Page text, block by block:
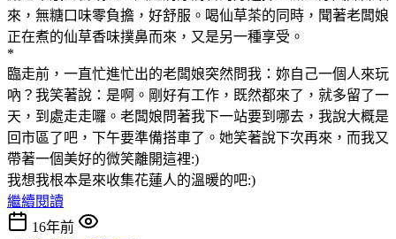
來，無糖口味零負擔，好舒服。喝仙草茶的同時，聞著老闆娘
正在煮的仙草香味撲鼻而來，又是另一種享受。
*
臨走前，一直忙進忙出的老闆娘突然問我：妳自己一個人來玩
吶？我笑著說：是啊。剛好有工作，既然都來了，就多留了一
天，到處走走囉。老闆娘問著我下一站要到哪去，我說大概是
回市區了吧，下午要準備搭車了。她笑著說下次再來，而我又
帶著一個美好的微笑離開這裡:)
我想我根本是來收集花蓮人的溫暖的吧:)
繼續閱讀
16年前